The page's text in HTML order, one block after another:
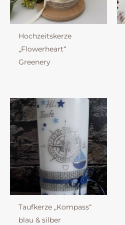
Hochzeitskerze
„Flowerheart“
Greenery
Taufkerze „Kompass“
blau & silber